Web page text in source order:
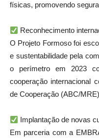
físicas, promovendo
Reconhecimento
O Projeto Formoso foi
e sustentabilidade pela
o perímetro em 2023
cooperação internacional
de Cooperação (ABC/
Implantação de novas
Em parceria com a